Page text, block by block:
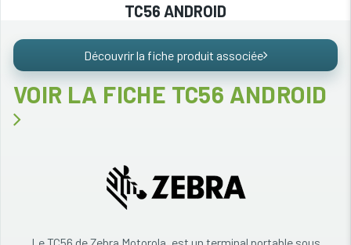
TC56 ANDROID
Découvrir la fiche produit associée
VOIR LA FICHE TC56 ANDROID